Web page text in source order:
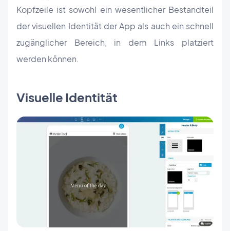
Kopfzeile ist sowohl ein wesentlicher Bestandteil
der visuellen Identität der App als auch ein schnell
zugänglicher Bereich, in dem Links platziert
werden können.
Visuelle Identität